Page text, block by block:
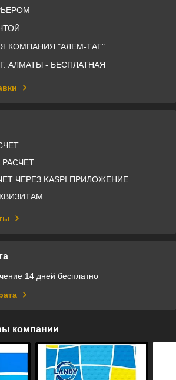
КОМПАНИЯ "АЛЕМ-ТАТ"
АЛМАТЫ - БЕСПЛАТНАЯ
ЧЕРЕЗ KASPI ПРИЛОЖЕНИЕ
14 дней бесплатно
компании